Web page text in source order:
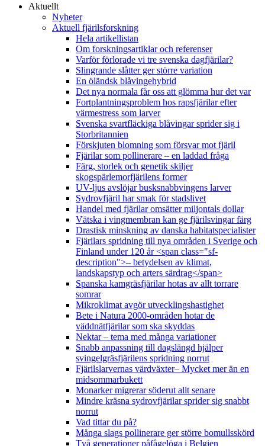
Aktuellt
Nyheter
Aktuell fjärilsforskning
Hela artikellistan
Om forskningsartiklar och referenser
Varför förlorade vi tre svenska dagfjärilar?
Slingrande slåtter ger större variation
En öländsk blåvingehybrid
Det nya normala får oss att glömma hur det var
Fortplantningsproblem hos rapsfjärilar efter
värmestress som larver
Svenska svartfläckiga blåvingar sprider sig i
Storbritannien
Förskjuten blomning som försvar mot fjäril
Fjärilar som pollinerare – en laddad fråga
Färg, storlek och genetik skiljer
skogspärlemorfjärilens former
UV-ljus avslöjar busksnabbvingens larver
Sydrovfjäril har smak för stadslivet
Handel med fjärilar omsätter miljontals dollar
Vätska i vingmembran kan ge fjärilsvingar färg
Drastisk minskning av danska habitatspecialister
Fjärilars spridning till nya områden i Sverige och
Finland under 120 år <span class="sf-
description">– betydelsen av klimat,
landskapstyp och arters särdrag</span>
Spanska kamgräsfjärilar hotas av allt torrare
somrar
Mikroklimat avgör utvecklingshastighet
Bete i Natura 2000-områden hotar de
väddnätfjärilar som ska skyddas
Nektar – tema med många variationer
Snabb anpassning till dagslängd hjälper
svingelgräsfjärilens spridning norrut
Fjärilslarvernas värdväxter– Mycket mer än en
midsommarbukett
Monarker migrerar söderut allt senare
Mindre kräsna sydrovfjärilar sprider sig snabbt
norrut
Vad tittar du på?
Många slags pollinerare ger större bomullsskörd
Två generationer påfågelöga i Belgien